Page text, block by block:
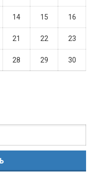
14 15 16
21 22 23
28 29 30